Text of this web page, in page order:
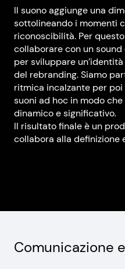
Il suono aggiunge una
sottolineando i momenti
riconoscibilità. Per
collaborare con un sound
per sviluppare
del rebranding. Siamo
ritmica incalzante per
suoni ad hoc in modo
dinamico e significativo.
Il risultato finale è un
collabora alla definizione
Comunicazione